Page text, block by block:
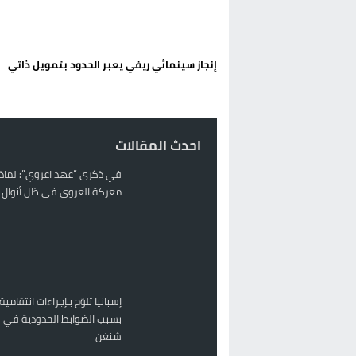
إنجاز سينمائي ريفي يعبر الحدود بتمويل ذاتي
احدث المقالات
في ذكرى “عهد اعروي”:
معركة العروي في ظل
إسبانيا تلوّح بـإجراءات
بسبب الضوابط الحدودية
شنغن